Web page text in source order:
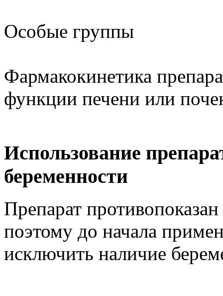
Особые группы
Фармакокинетика
функции печени или
Использование
беременности
Препарат
поэтому до начала
исключить наличие